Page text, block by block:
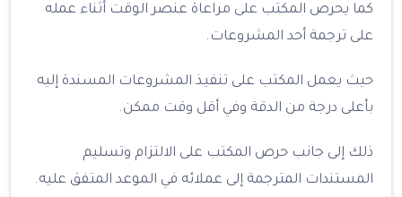
كما يحرص المكتب على مراعاة عنصر الوقت أثناء عمله
على ترجمة أحد المشروعات.
حيث يعمل المكتب على تنفيذ المشروعات المسندة إليه
بأعلى درجة من الدقة وفي أقل وقت ممكن.
ذلك إلى جانب حرص المكتب على الالتزام وتسليم
المستندات المترجمة إلى عملائه في الموعد المتفق عليه.